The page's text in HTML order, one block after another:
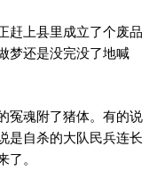
赶上县里成立了个废品
梦还是没完没了地喊
冤魂附了猪体。有的说
是自杀的大队民兵连长
。